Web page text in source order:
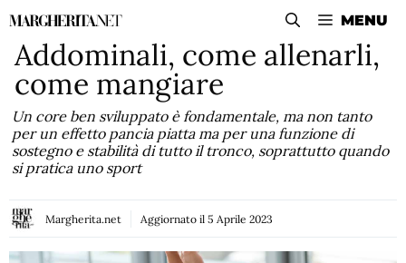
Vai
contenuto
MENU
Addominali, come allenarli,
come mangiare
Un core ben sviluppato è fondamentale, ma non tanto
per un effetto pancia piatta ma per una funzione di
sostegno e stabilità di tutto il tronco, soprattutto quando
si pratica uno sport
Margherita.net Aggiornato il 5 Aprile 2023